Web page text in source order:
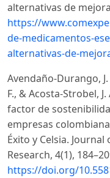
alternativas de
https://
de-medicamentos-
alternativas-de-
Avendaño-Durango,
F., & Acosta-Strobel,
factor de
empresas
Éxito y Celsia.
Research, 4(1),
https://doi.org/